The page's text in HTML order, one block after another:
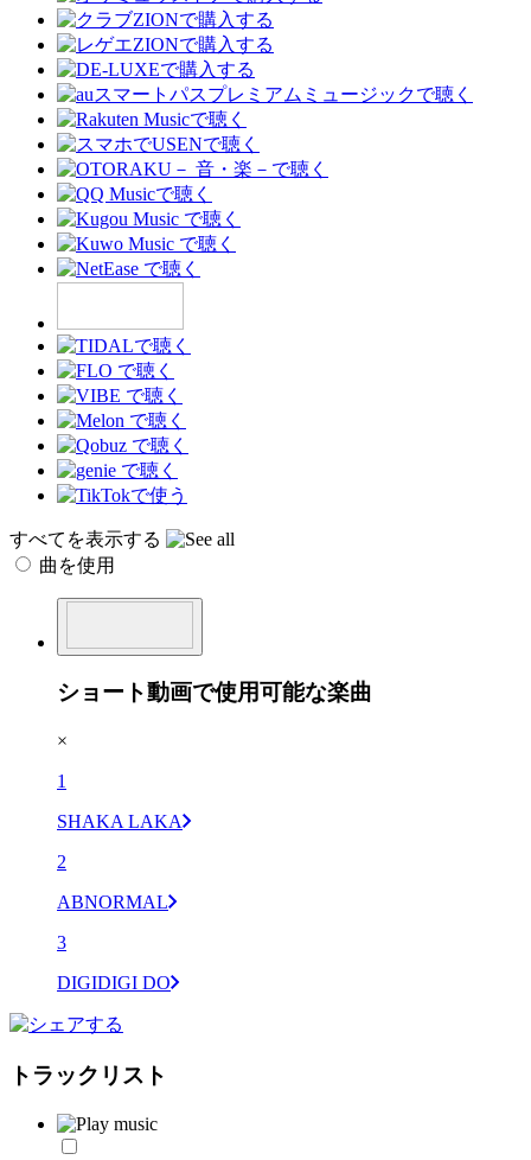
すべてを表示する
曲を使用
ショート動画で使用可能な楽曲
×
1
SHAKA LAKA
2
ABNORMAL
3
DIGIDIGI DO
トラックリスト